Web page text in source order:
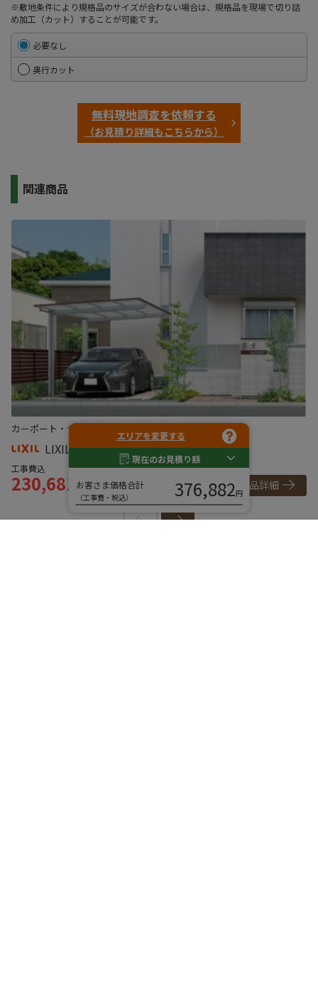
※敷地条件により規格品のサイズが合わない場合は、規格品を現場で切り詰
め加工（カット）することが可能です。
必要なし
奥行カット
無料現地調査を依頼する
（お見積り詳細もこちらから）
エリアを変更する
現在のお見積り額
お客さま価格合計
（工事費・税込） 376,882円
関連商品
カーポート・サイクルポート
LIXIL カーポート フーゴF 1台用
工事費込
230,681 円 ～ 商品詳細